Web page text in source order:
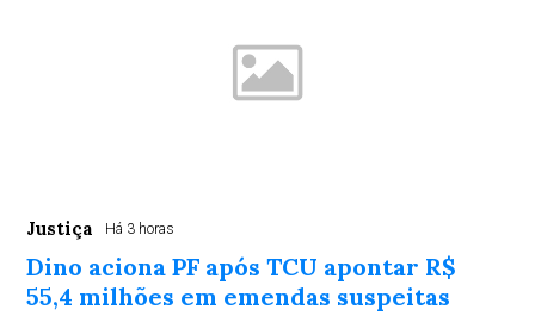
Justiça Há 3 horas
Dino aciona PF após TCU apontar R$
55,4 milhões em emendas suspeitas